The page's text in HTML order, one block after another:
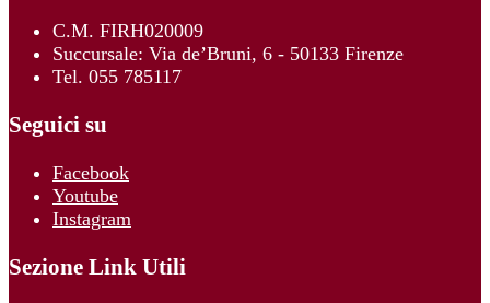
C.M. FIRH020009
Succursale: Via de’Bruni, 6 - 50133 Firenze
Tel. 055 785117
Seguici su
Facebook
Youtube
Instagram
Sezione Link Utili